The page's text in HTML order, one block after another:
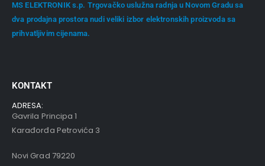
MS ELEKTRONIK s.p. Trgovačko uslužna radnja u Novom Gradu sa
dva prodajna prostora nudi veliki izbor elektronskih proizvoda sa
prihvatljivim cijenama.
KONTAKT
ADRESA:
Gavrila Principa 1
Karađorđa Petrovića 3
Novi Grad 79220